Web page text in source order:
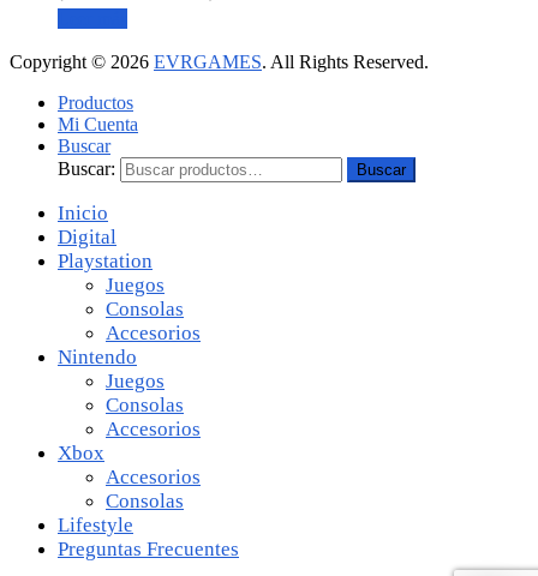
Copyright © 2026 EVRGAMES. All Rights Reserved.
Productos
Mi Cuenta
Buscar
Buscar:
Buscar
Inicio
Digital
Playstation
Juegos
Consolas
Accesorios
Nintendo
Juegos
Consolas
Accesorios
Xbox
Accesorios
Consolas
Lifestyle
Preguntas Frecuentes